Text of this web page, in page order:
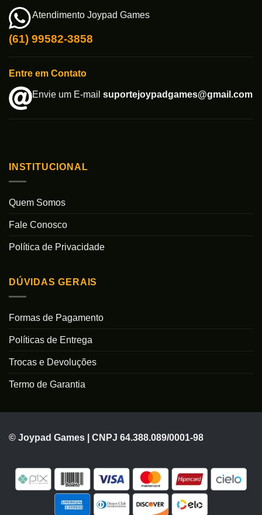
Atendimento Joypad Games
(61) 99582-3858
Entre em Contato
Envie um E-mail suportejoypadgames@gmail.com
INSTITUCIONAL
Quem Somos
Fale Conosco
Política de Privacidade
DÚVIDAS GERAIS
Formas de Pagamento
Políticas de Entrega
Trocas e Devoluções
Termo de Garantia
© Joypad Games | CNPJ 64.388.089/0001-98